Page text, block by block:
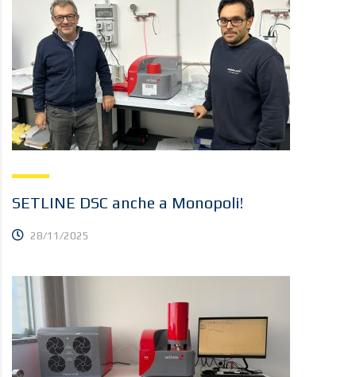
SETLINE DSC anche a Monopoli!
28/11/2025